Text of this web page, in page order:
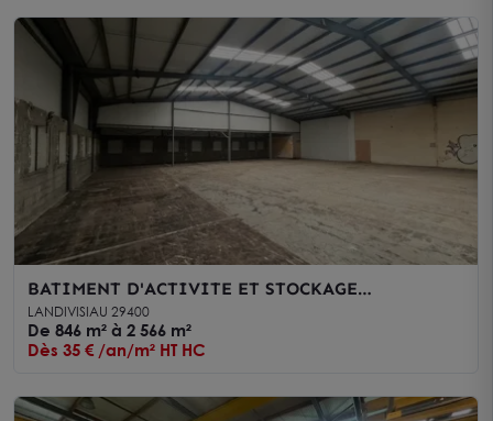
BATIMENT D'ACTIVITE ET STOCKAGE
LANDIVISIAU
LANDIVISIAU 29400
De 846 m² à 2 566 m²
Dès 35 € /an/m² HT HC